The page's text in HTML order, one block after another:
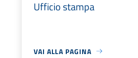
Ufficio stampa
VAI ALLA PAGINA